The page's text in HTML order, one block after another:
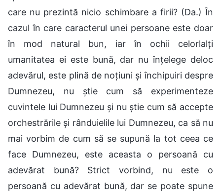
care nu prezintă nicio schimbare a firii? (Da.) În
cazul în care caracterul unei persoane este doar
în mod natural bun, iar în ochii celorlalți
umanitatea ei este bună, dar nu înțelege deloc
adevărul, este plină de noțiuni și închipuiri despre
Dumnezeu, nu știe cum să experimenteze
cuvintele lui Dumnezeu și nu știe cum să accepte
orchestrările și rânduielile lui Dumnezeu, ca să nu
mai vorbim de cum să se supună la tot ceea ce
face Dumnezeu, este aceasta o persoană cu
adevărat bună? Strict vorbind, nu este o
persoană cu adevărat bună, dar se poate spune